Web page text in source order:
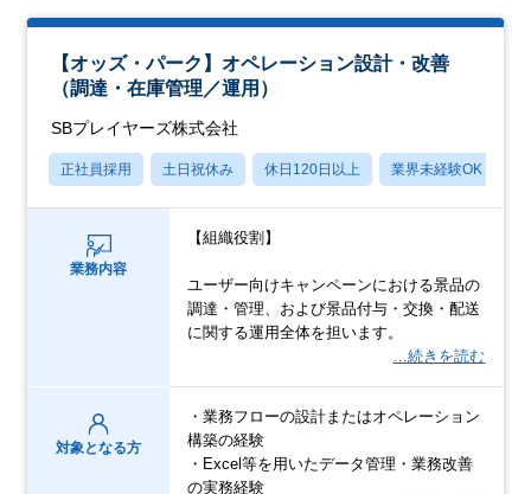
【オッズ・パーク】オペレーション設計・改善
（調達・在庫管理／運用）
SBプレイヤーズ株式会社
正社員採用 土日祝休み 休日120日以上 業界未経験OK
業務内容
【組織役割】
ユーザー向けキャンペーンにおける景品の
調達・管理、および景品付与・交換・配送
に関する運用全体を担います。
…続きを読む
対象となる方
・業務フローの設計またはオペレーション
構築の経験
・Excel等を用いたデータ管理・業務改善
の実務経験